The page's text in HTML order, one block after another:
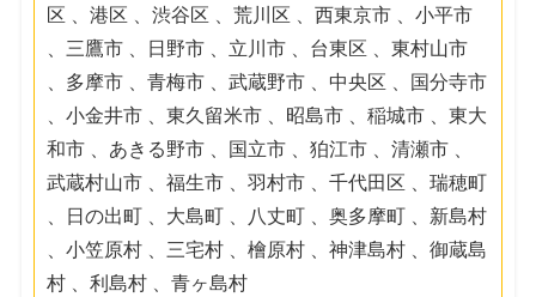
区 、港区 、渋谷区 、荒川区 、西東京市 、小平市
、三鷹市 、日野市 、立川市 、台東区 、東村山市
、多摩市 、青梅市 、武蔵野市 、中央区 、国分寺市
、小金井市 、東久留米市 、昭島市 、稲城市 、東大
和市 、あきる野市 、国立市 、狛江市 、清瀬市 、
武蔵村山市 、福生市 、羽村市 、千代田区 、瑞穂町
、日の出町 、大島町 、八丈町 、奥多摩町 、新島村
、小笠原村 、三宅村 、檜原村 、神津島村 、御蔵島
村 、利島村 、青ヶ島村